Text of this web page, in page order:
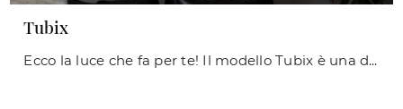
Tubix
Ecco la luce che fa per te! Il modello Tubix è una delle nostre lampade a sospensione di Ideal Lux.